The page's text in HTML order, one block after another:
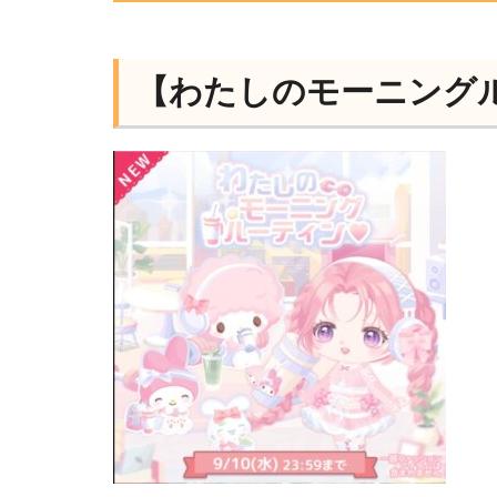
【わたしのモーニング